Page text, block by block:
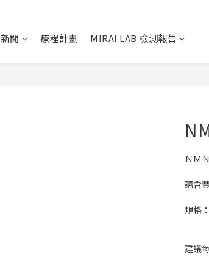
聞 療程計劃 MIRAI LAB 檢測報告
ＮＭ
蘊含
規格
建議